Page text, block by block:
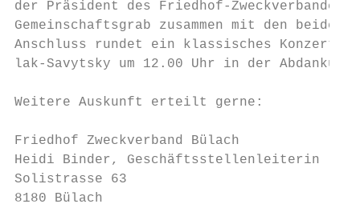
der Präsident des Friedhof-
Gemeinschaftsgrab zusammen mit den
Anschluss rundet ein klassisches Konzert
lak-Savytsky um 12.00 Uhr in der
Weitere Auskunft erteilt gerne:
Friedhof Zweckverband Bülach
Heidi Binder, Geschäftsstellenleiterin
Solistrasse 63
8180 Bülach